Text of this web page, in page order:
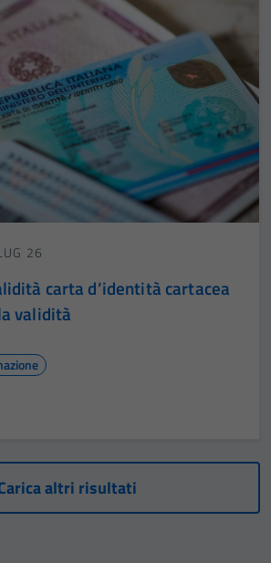
26
carta d’identità cartacea
validità
altri risultati
Tecnici
disabilitati.
Questi cookie